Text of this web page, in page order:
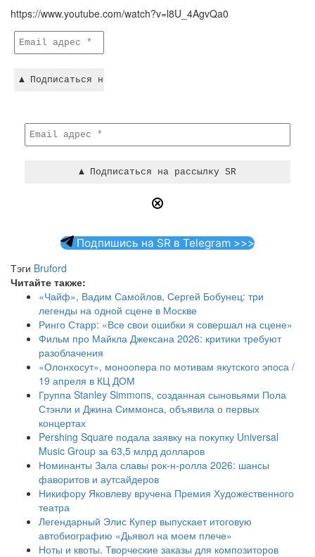
https://www.youtube.com/watch?v=l8U_4AgvQa0
Подпишись на SR в Telegram >>>
Тэги Bruford
Читайте также:
«Чайф», Вадим Самойлов, Сергей Бобунец: три
легенды на одной сцене в Москве
Ринго Старр: «Все свои ошибки я совершал на сцене»
Фильм про Майкла Джексана 2026: критики требуют
разоблачения
«Олонхосут», моноопера по мотивам якутского эпоса /
19 апреля в КЦ ДОМ
Группа Stanley Simmons, созданная сыновьями Пола
Стэнли и Джина Симмонса, объявила о первых
концертах
Pershing Square подала заявку на покупку Universal
Music Group за 63,5 млрд долларов
Номинанты Зала славы рок-н-ролла 2026: шансы
фаворитов и аутсайдеров
Никифору Яковлеву вручена Премия Художественного
театра
Легендарный Элис Купер выпускает итоговую
автобиографию «Дьявол на моем плече»
Ноты и квоты. Творческие заказы для композиторов